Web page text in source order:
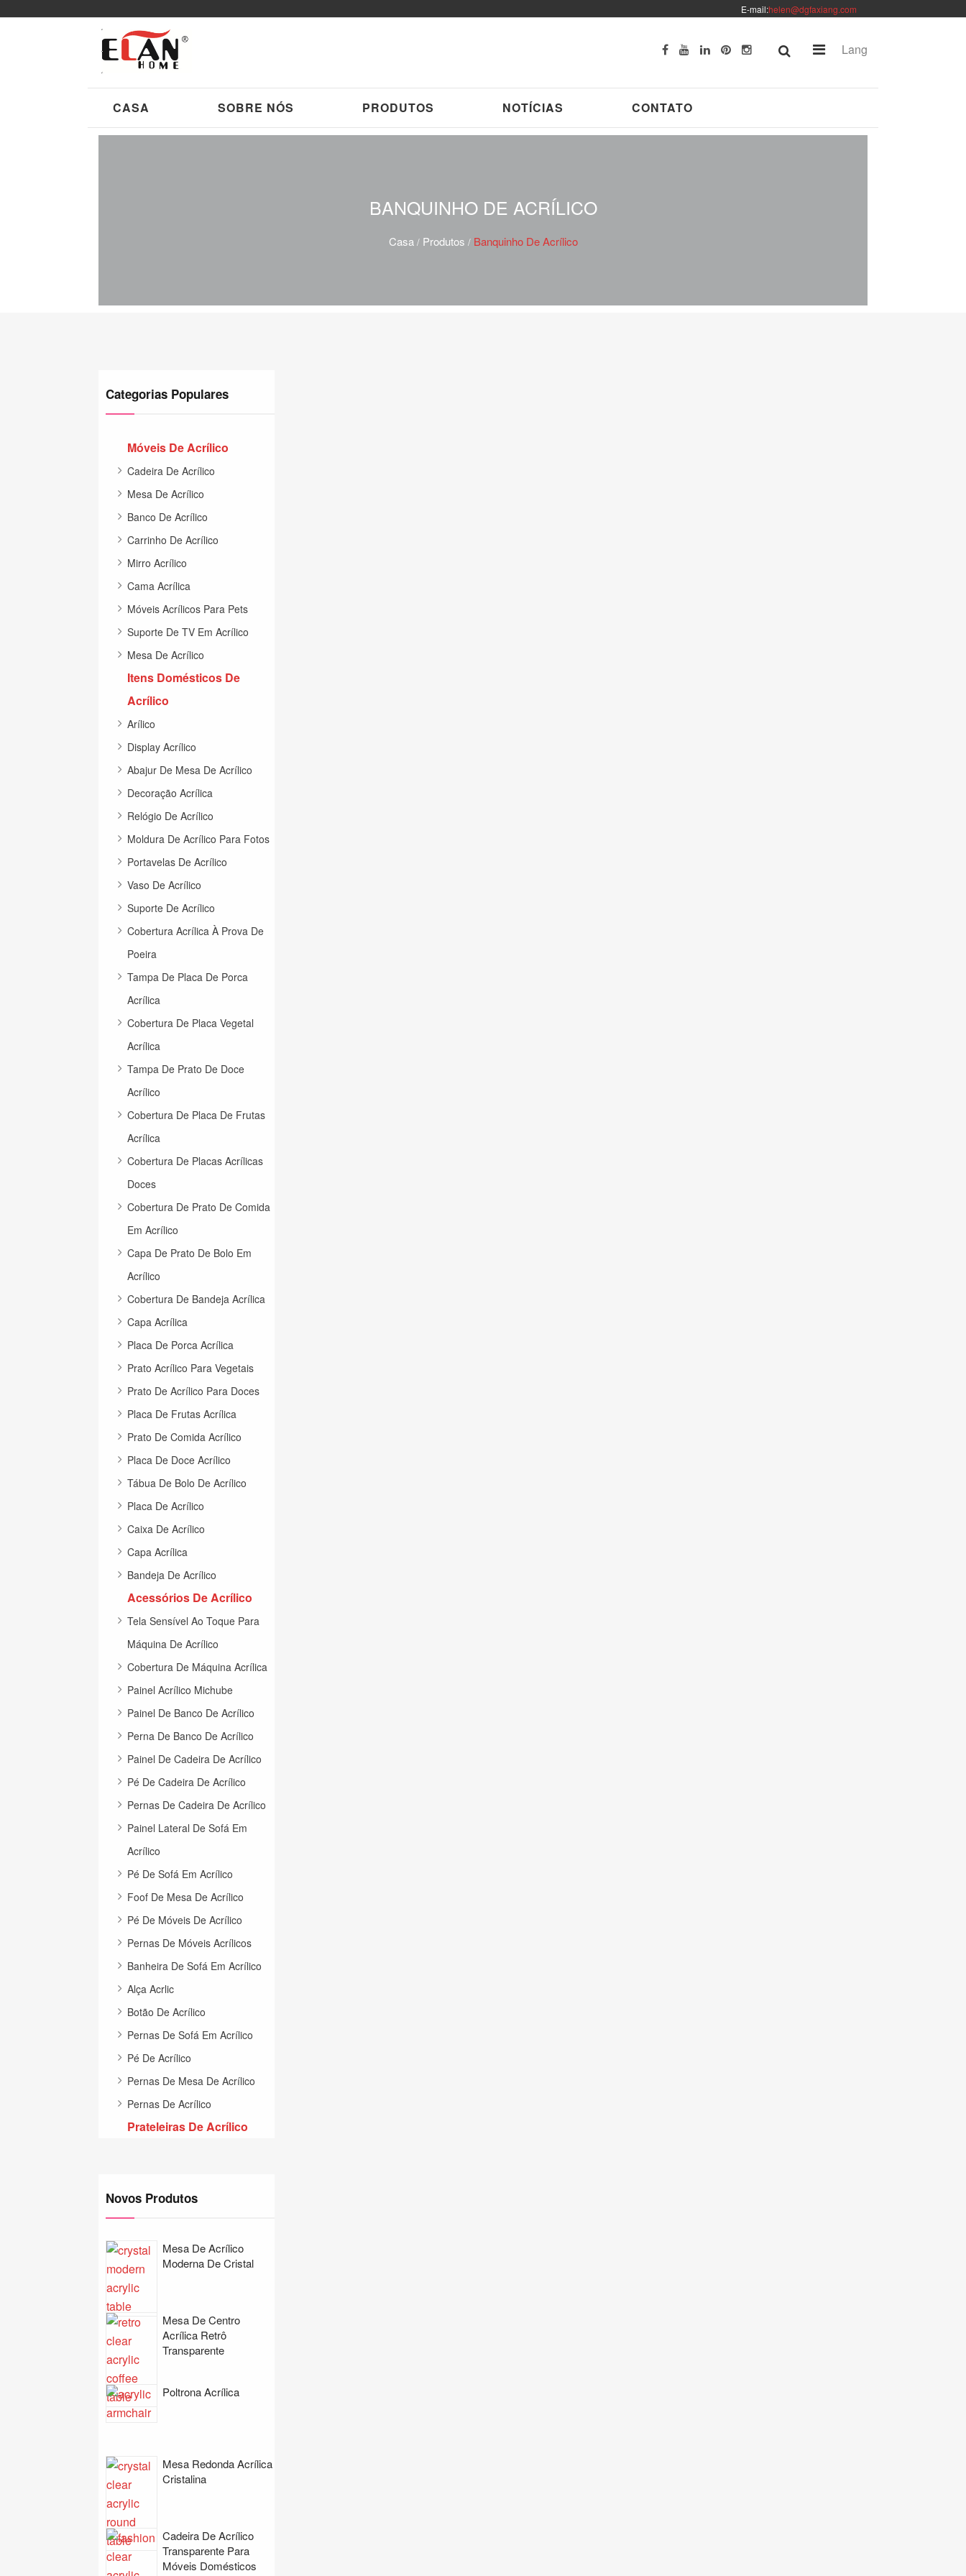
E-mail:helen@dgfaxiang.com
Lang
CASA SOBRE NÓS PRODUTOS NOTÍCIAS CONTATO
BANQUINHO DE ACRÍLICO
Casa/ Produtos / Banquinho De Acrílico
Categorias Populares
Móveis De Acrílico
Cadeira De Acrílico
Mesa De Acrílico
Banco De Acrílico
Carrinho De Acrílico
Mirro Acrílico
Cama Acrílica
Móveis Acrílicos Para Pets
Suporte De TV Em Acrílico
Mesa De Acrílico
Itens Domésticos De
Acrílico
Arílico
Display Acrílico
Abajur De Mesa De Acrílico
Decoração Acrílica
Relógio De Acrílico
Moldura De Acrílico Para Fotos
Portavelas De Acrílico
Vaso De Acrílico
Suporte De Acrílico
Cobertura Acrílica À Prova De
Poeira
Tampa De Placa De Porca
Acrílica
Cobertura De Placa Vegetal
Acrílica
Tampa De Prato De Doce
Acrílico
Cobertura De Placa De Frutas
Acrílica
Cobertura De Placas Acrílicas
Doces
Cobertura De Prato De Comida
Em Acrílico
Capa De Prato De Bolo Em
Acrílico
Cobertura De Bandeja Acrílica
Capa Acrílica
Placa De Porca Acrílica
Prato Acrílico Para Vegetais
Prato De Acrílico Para Doces
Placa De Frutas Acrílica
Prato De Comida Acrílico
Placa De Doce Acrílico
Tábua De Bolo De Acrílico
Placa De Acrílico
Caixa De Acrílico
Capa Acrílica
Bandeja De Acrílico
Acessórios De Acrílico
Tela Sensível Ao Toque Para
Máquina De Acrílico
Cobertura De Máquina Acrílica
Painel Acrílico Michube
Painel De Banco De Acrílico
Perna De Banco De Acrílico
Painel De Cadeira De Acrílico
Pé De Cadeira De Acrílico
Pernas De Cadeira De Acrílico
Painel Lateral De Sofá Em
Acrílico
Pé De Sofá Em Acrílico
Foof De Mesa De Acrílico
Pé De Móveis De Acrílico
Pernas De Móveis Acrílicos
Banheira De Sofá Em Acrílico
Alça Acrlic
Botão De Acrílico
Pernas De Sofá Em Acrílico
Pé De Acrílico
Pernas De Mesa De Acrílico
Pernas De Acrílico
Prateleiras De Acrílico
Novos Produtos
Mesa De Acrílico
Moderna De Cristal
Mesa De Centro
Acrílica Retrô
Transparente
Poltrona Acrílica
Mesa Redonda Acrílica
Cristalina
Cadeira De Acrílico
Transparente Para
Móveis Domésticos